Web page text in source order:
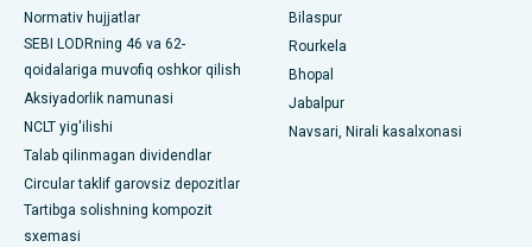
19-sektordagi eng yaxshi shifoxona, Rourkela
Swargate, Pune shahridagi eng yaxshi shifoxona
Janubiy Dehlidagi eng yaxshi ayollar saraton kasalxonasi
Normativ hujjatlar
SEBI LODRning 46 va 62-
qoidalariga muvofiq oshkor qilish
Aksiyadorlik namunasi
NCLT yig'ilishi
Talab qilinmagan dividendlar
Circular taklif garovsiz depozitlar
Tartibga solishning kompozit
sxemasi
Bilaspur
Rourkela
Bhopal
Jabalpur
Navsari, Nirali kasalxonasi